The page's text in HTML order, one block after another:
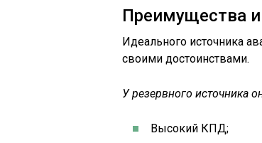
Преимущества
Идеального источника
своими достоинствами.
У резервного источника
Высокий КПД;